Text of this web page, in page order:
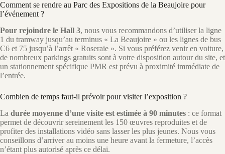
Comment se rendre au Parc des Expositions de la Beaujoire pour
l’événement ?
Pour rejoindre le Hall 3, nous vous recommandons d’utiliser la ligne
1 du tramway jusqu’au terminus « La Beaujoire » ou les lignes de bus
C6 et 75 jusqu’à l’arrêt « Roseraie ». Si vous préférez venir en voiture,
de nombreux parkings gratuits sont à votre disposition autour du site, et
un stationnement spécifique PMR est prévu à proximité immédiate de
l’entrée.
Combien de temps faut-il prévoir pour visiter l’exposition ?
La durée moyenne d’une visite est estimée à 90 minutes : ce format
permet de découvrir sereinement les 150 œuvres reproduites et de
profiter des installations vidéo sans lasser les plus jeunes. Nous vous
conseillons d’arriver au moins une heure avant la fermeture, l’accès
n’étant plus autorisé après ce délai.